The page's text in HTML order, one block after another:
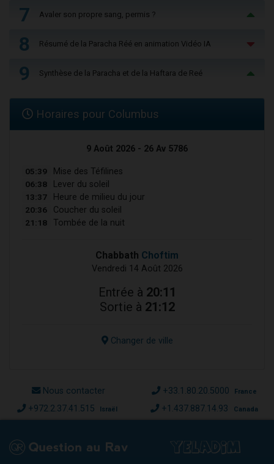
7 Avaler son propre sang, permis ?
8 Résumé de la Paracha Réé en animation Vidéo IA
9 Synthèse de la Paracha et de la Haftara de Reé
Horaires pour Columbus
9 Août 2026 - 26 Av 5786
05:39 Mise des Téfilines
06:38 Lever du soleil
13:37 Heure de milieu du jour
20:36 Coucher du soleil
21:18 Tombée de la nuit
Chabbath Choftim
Vendredi 14 Août 2026
Entrée à 20:11
Sortie à 21:12
Changer de ville
Nous contacter +33.1.80.20.5000 France
+972.2.37.41.515 Israël +1.437.887.14.93 Canada